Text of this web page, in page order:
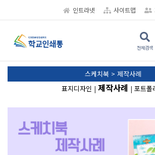
인트라넷 사이트맵
전체검색
스케치북 > 제작사례
표지디자인 | 제작사례 | 포트폴